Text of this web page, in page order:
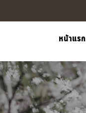
หน้าแรก